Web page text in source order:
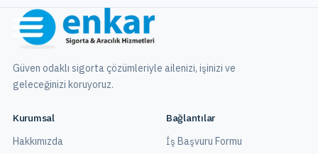
Güven odaklı sigorta çözümleriyle ailenizi, işinizi ve
geleceğinizi koruyoruz.
Kurumsal
Hakkımızda
Bağlantılar
İş Başvuru Formu